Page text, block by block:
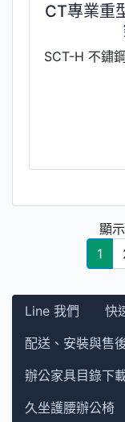
CT專業重
SCT-H 不鏽
顯示
1
Line 我們 快
配送、安裝與售
辦公家具目錄下
久坐護腰辦公椅